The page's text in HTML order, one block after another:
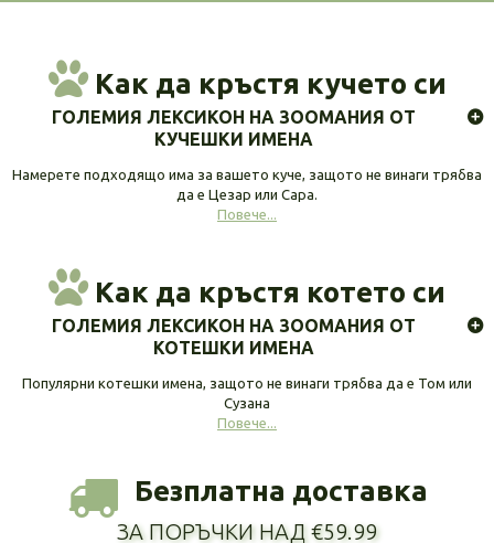
Как да кръстя кучето си
ГОЛЕМИЯ ЛЕКСИКОН НА ЗООМАНИЯ ОТ
КУЧЕШКИ ИМЕНА
Намерете подходящо има за вашето куче, защото не винаги трябва
да е Цезар или Сара.
Повече...
Как да кръстя котето си
ГОЛЕМИЯ ЛЕКСИКОН НА ЗООМАНИЯ ОТ
КОТЕШКИ ИМЕНА
Популярни котешки имена, защото не винаги трябва да е Том или
Сузана
Повече...
Безплатна доставка
ЗА ПОРЪЧКИ НАД €59.99